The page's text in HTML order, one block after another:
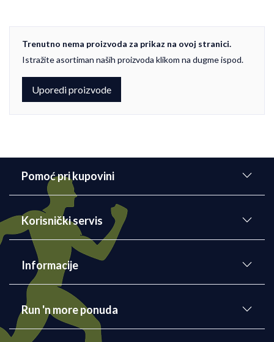
Trenutno nema proizvoda za prikaz na ovoj stranici.
Istražite asortiman naših proizvoda klikom na dugme ispod.
Uporedi proizvode
Pomoć pri kupovini
Korisnički servis
Informacije
Run 'n more ponuda